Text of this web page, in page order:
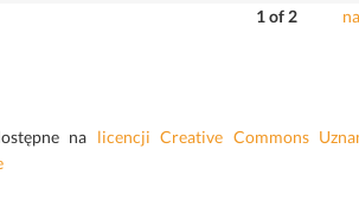
1 of 2
na licencji Creative Commons